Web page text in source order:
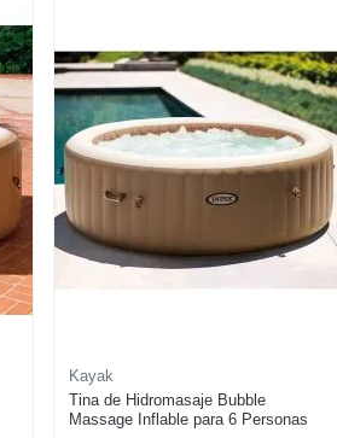
Kayak
Tina de Hidromasaje Bubble
Massage Inflable para 6 Personas